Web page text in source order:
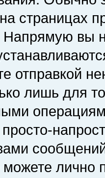
страницах
Напрямую вы
отправкой
лишь для
можете лично